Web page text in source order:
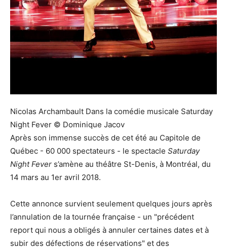
Nicolas Archambault Dans la comédie musicale Saturday
Night Fever © Dominique Jacov
Après son immense succès de cet été au Capitole de
Québec - 60 000 spectateurs - le spectacle Saturday
Night Fever s’amène au théâtre St-Denis, à Montréal, du
14 mars au 1er avril 2018.
Cette annonce survient seulement quelques jours après
l’annulation de la tournée française - un "précédent
report qui nous a obligés à annuler certaines dates et à
subir des défections de réservations" et des